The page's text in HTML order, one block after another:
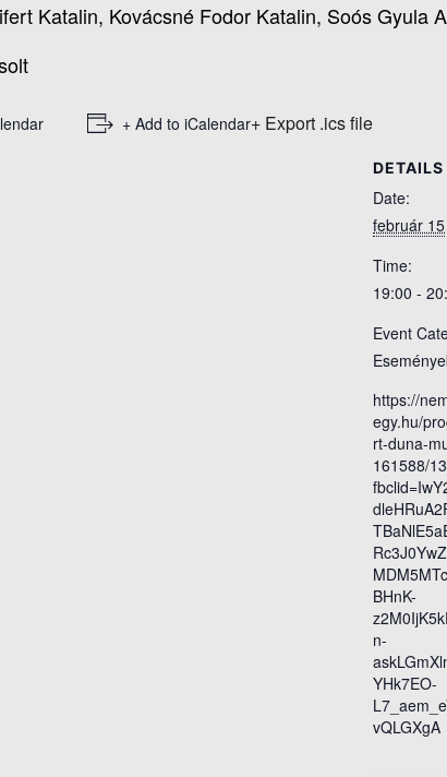
Katalin, Kovácsné Fodor Katalin, Soós Gyula
+ Add to iCalendar+ Export .ics file
DETAILS
Date:
február 15
Time:
19:00 -
Event
https://
egy.hu/
rt-duna-
161588/
BHnK-
n-
YHk7EO-
vQLGXgA